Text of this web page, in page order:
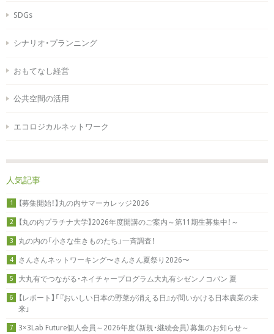
SDGs
シナリオ・プランニング
おもてなし経営
公共空間の活用
エコロジカルネットワーク
人気記事
1 【募集開始！】丸の内サマーカレッジ2026
2 【丸の内プラチナ大学】2026年度開講のご案内～第11期生募集中！～
3 丸の内の「小さな生きものたち」一斉調査！
4 さんさんネットワーキング〜さんさん夏祭り2026〜
5 大丸有でつながる・ネイチャープログラム大丸有シゼンノコパン 夏
6
【レポート】「『おいしい日本の野菜が消える日』が問いかける日本農業の未
来」
7 3×3Lab Future個人会員～2026年度（新規・継続会員）募集のお知らせ～